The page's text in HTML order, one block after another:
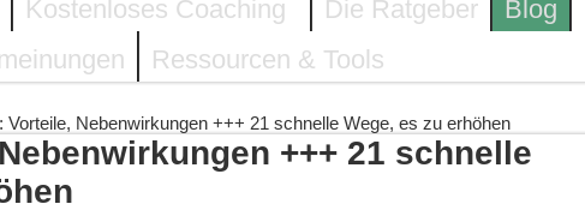
Kostenloses Coaching Die Ratgeber Blog
Ressourcen & Tools
Vorteile, Nebenwirkungen +++ 21 schnelle Wege, es zu erhöhen
+++ 21 schnelle